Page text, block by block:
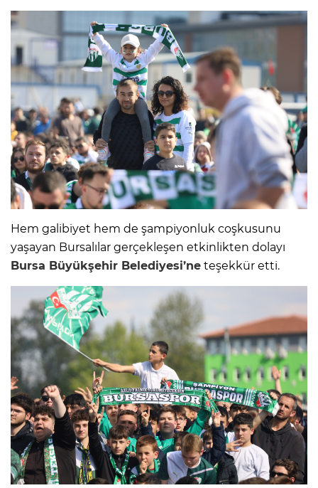
Hem galibiyet hem de şampiyonluk coşkusunu
yaşayan Bursalılar gerçekleşen etkinlikten dolayı
Bursa Büyükşehir Belediyesi’ne teşekkür etti.